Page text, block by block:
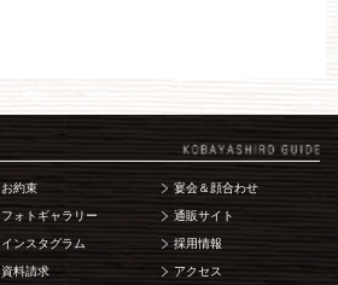
お約束
フォトギャラリー
インスタグラム
資料請求
宴会＆顔合わせ
通販サイト
採用情報
アクセス